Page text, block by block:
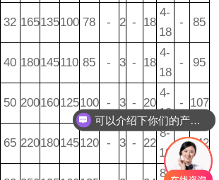
32 165135100 78 - 2 - 18
4-
18
- 85
40 180145110 85 - 3 - 18
4-
18
- 95
50 200160125100 - 3 - 20
4-
18
- 107
65 220180145120 - 3 - 22
8-
18
- 142
8-
可以介绍下你们的产品么